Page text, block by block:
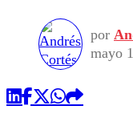
por
mayo